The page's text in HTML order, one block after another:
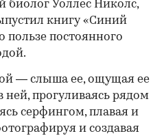
биолог Уоллес Николс,
книгу «Синий
пользе постоянного
— слыша ее, ощущая ее
ней, прогуливаясь рядом
серфингом, плавая и
и создавая